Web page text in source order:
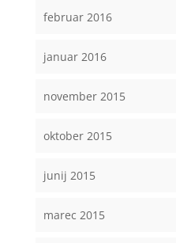
februar 2016
januar 2016
november 2015
oktober 2015
junij 2015
marec 2015